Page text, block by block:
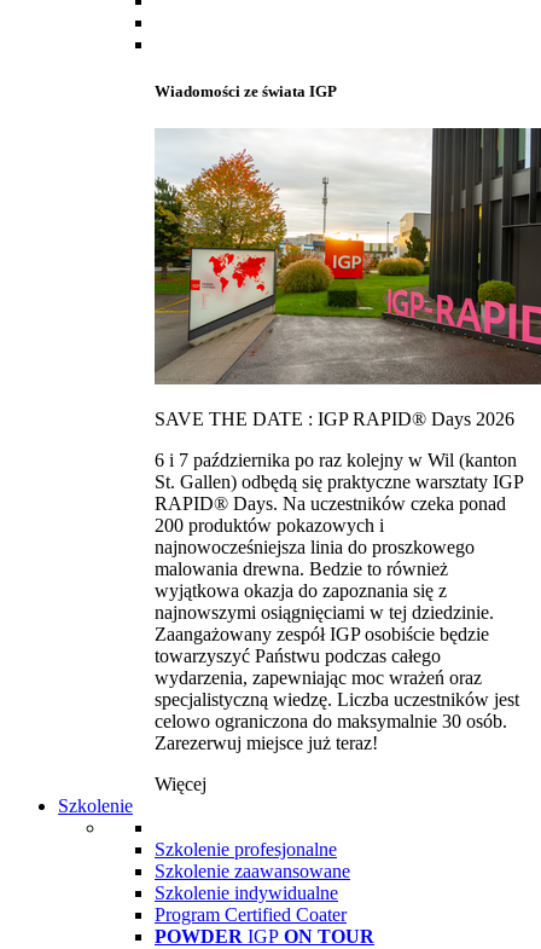
Wiadomości ze świata IGP
SAVE THE DATE : IGP RAPID® Days 2026
6 i 7 października po raz kolejny w Wil (kanton
St. Gallen) odbędą się praktyczne warsztaty IGP
RAPID® Days. Na uczestników czeka ponad
200 produktów pokazowych i
najnowocześniejsza linia do proszkowego
malowania drewna. Bedzie to również
wyjątkowa okazja do zapoznania się z
najnowszymi osiągnięciami w tej dziedzinie.
Zaangażowany zespół IGP osobiście będzie
towarzyszyć Państwu podczas całego
wydarzenia, zapewniając moc wrażeń oraz
specjalistyczną wiedzę. Liczba uczestników jest
celowo ograniczona do maksymalnie 30 osób.
Zarezerwuj miejsce już teraz!
Więcej
Szkolenie
Szkolenie profesjonalne
Szkolenie zaawansowane
Szkolenie indywidualne
Program Certified Coater
POWDER IGP ON TOUR